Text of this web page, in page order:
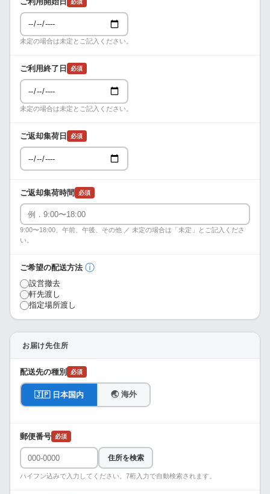
未定の場合は未定とご記入ください。
ご利用終了日 必須
未定の場合は未定とご記入ください。
ご返却集荷日 必須
ご返却集荷時間 必須
9:00〜18:00、午前、午後、その他 ／ 未定の場合は「未定」とご記入くださ
い。
ご希望の配送方法 ⓘ
設営撤去
軒先渡し
指定場所渡し
お届け先住所
配送先の種別 必須
🇯🇵 日本国内 🌏 海外
郵便番号 必須
住所を検索
ハイフン込みで入力してください。7桁入力で自動検索されます。